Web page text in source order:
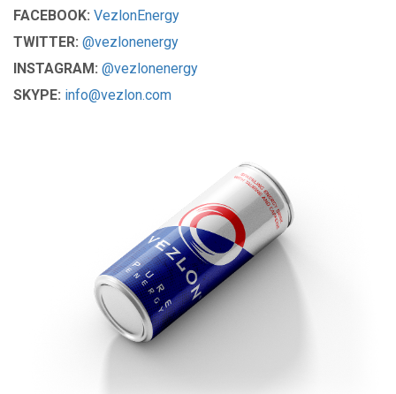
FACEBOOK: VezlonEnergy
TWITTER: @vezlonenergy
INSTAGRAM: @vezlonenergy
SKYPE: info@vezlon.com